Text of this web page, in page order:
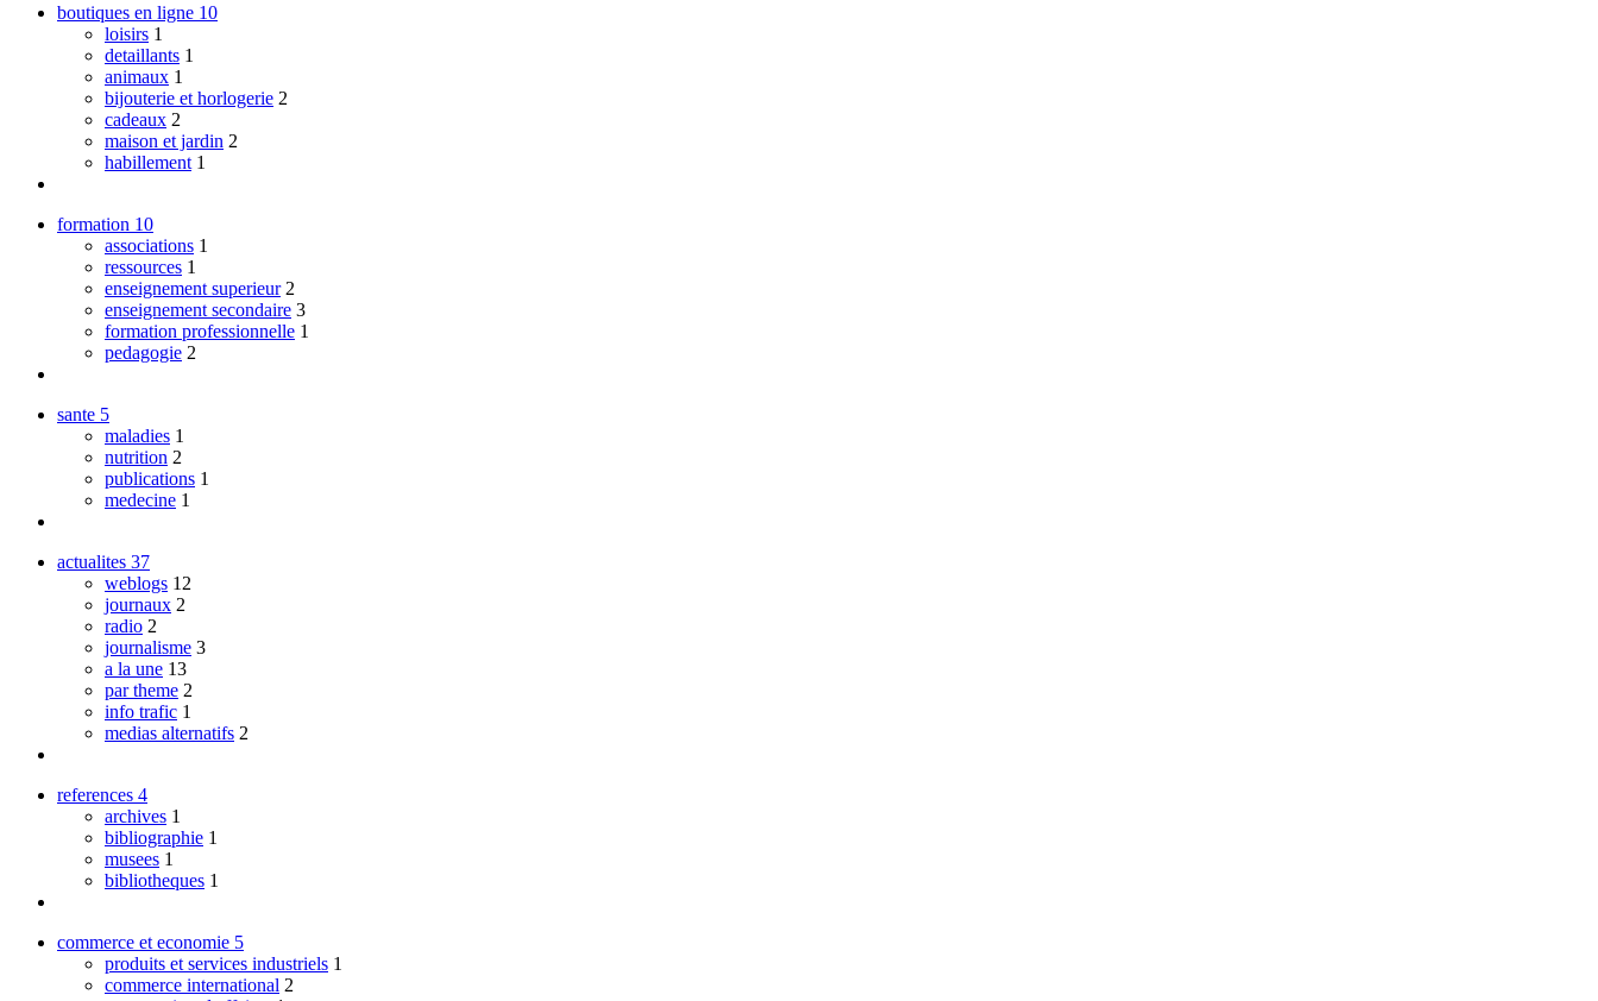
boutiques en ligne 10
loisirs 1
detaillants 1
animaux 1
bijouterie et horlogerie 2
cadeaux 2
maison et jardin 2
habillement 1
formation 10
associations 1
ressources 1
enseignement superieur 2
enseignement secondaire 3
formation professionnelle 1
pedagogie 2
sante 5
maladies 1
nutrition 2
publications 1
medecine 1
actualites 37
weblogs 12
journaux 2
radio 2
journalisme 3
a la une 13
par theme 2
info trafic 1
medias alternatifs 2
references 4
archives 1
bibliographie 1
musees 1
bibliotheques 1
commerce et economie 5
produits et services industriels 1
commerce international 2